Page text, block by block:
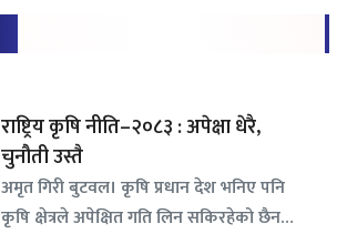
राष्ट्रिय कृषि नीति–२०८३ : अपेक्षा धेरै,
चुनौती उस्तै
अमृत गिरी बुटवल। कृषि प्रधान देश भनिए पनि
कृषि क्षेत्रले अपेक्षित गति लिन सकिरहेको छैन…